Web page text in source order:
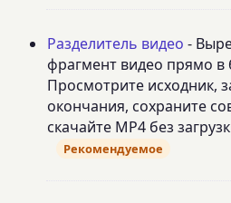
Разделитель видео -
фрагмент видео прямо в
Просмотрите исходник,
окончания, сохраните
скачайте MP4 без
Рекомендуемое